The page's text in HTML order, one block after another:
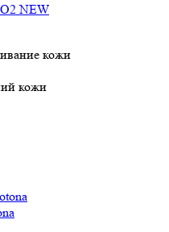
NEW
кожи
кожи